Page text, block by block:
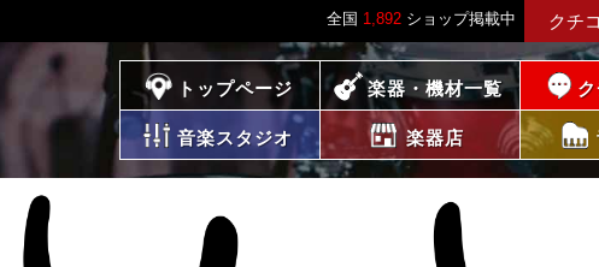
全国 1,892 ショップ掲載中 クチ
ックプレイス トップページ 楽器・機材一覧
音楽スタジオ 楽器店